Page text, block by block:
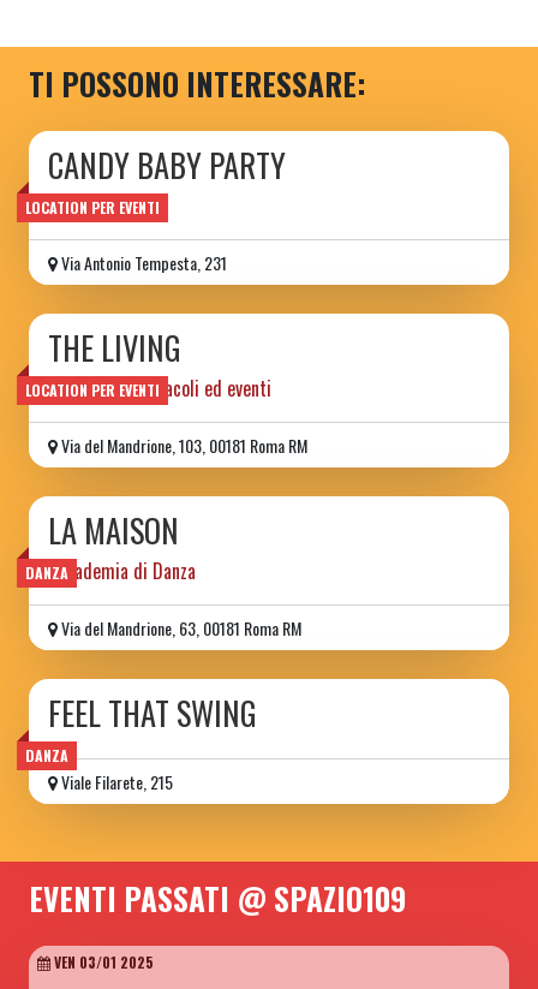
TI POSSONO INTERESSARE:
LOCATION PER EVENTI
CANDY BABY PARTY
INCANTO APS
Via Antonio Tempesta, 231
LOCATION PER EVENTI
THE LIVING
locale per spettacoli ed eventi
Via del Mandrione, 103, 00181 Roma RM
DANZA
LA MAISON
Accademia di Danza
Via del Mandrione, 63, 00181 Roma RM
DANZA
FEEL THAT SWING
Viale Filarete, 215
EVENTI PASSATI @ SPAZIO109
VEN 03/01 2025